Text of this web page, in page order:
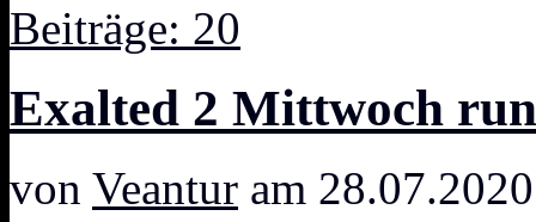
Beiträge: 20
Exalted 2 Mittwoch
von Veantur am